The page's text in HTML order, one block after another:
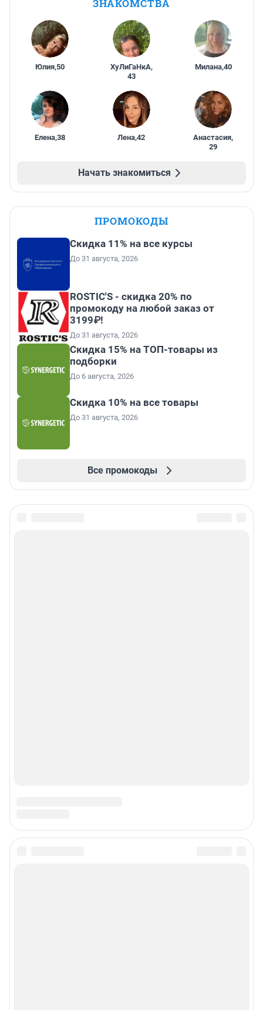
ЗНАКОМСТВА
Юлия,50 ХуЛиГаНкА,
43
Милана,40
Елена,38 Лена,42 Анастасия,
29
Начать знакомиться
ПРОМОКОДЫ
Скидка 11% на все курсы
До 31 августа, 2026
ROSTIC'S - скидка 20% по
промокоду на любой заказ от
3199₽!
До 31 августа, 2026
Скидка 15% на ТОП-товары из
подборки
До 6 августа, 2026
Скидка 10% на все товары
До 31 августа, 2026
Все промокоды